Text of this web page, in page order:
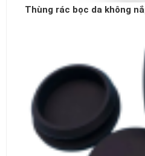
Thùng rác bọc da không